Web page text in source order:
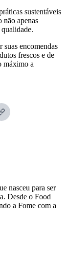
sustentáveis
não apenas
suas encomendas
frescos e de
máximo a
nasceu para ser
Desde o Food
a Fome com a